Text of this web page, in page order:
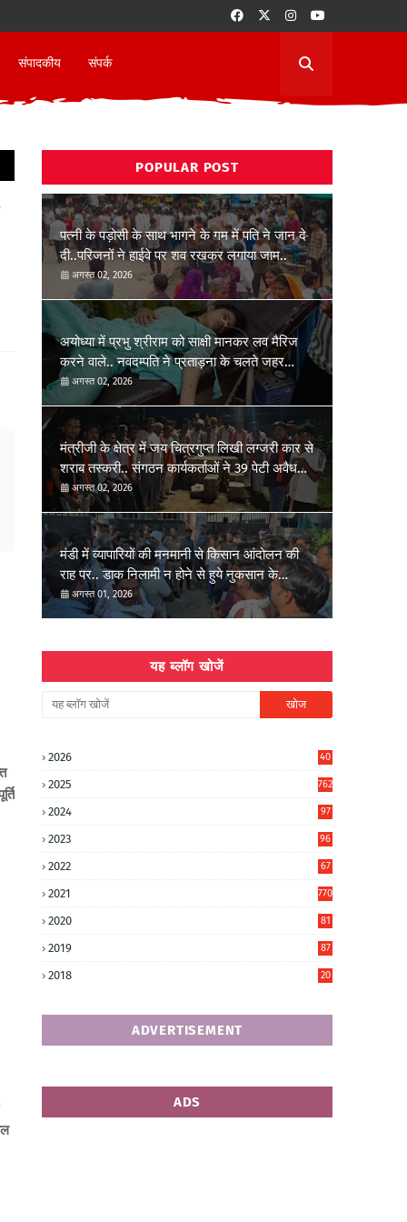
संपादकीय संपर्क
POPULAR POST
पत्नी के पड़ोसी के साथ भागने के गम में पति ने जान दे
दी..परिजनों ने हाईवे पर शव रखकर लगाया जाम..
अगस्त 02, 2026
अयोध्या में प्रभु श्रीराम को साक्षी मानकर लव मैरिज
करने वाले.. नवदम्पति ने प्रताड़ना के चलते जहर
खाकर जान देने की कोशिश की..
अगस्त 02, 2026
मंत्रीजी के क्षेत्र में जय चित्रगुप्त लिखी लग्जरी कार से
शराब तस्करी.. संगठन कार्यकर्ताओं ने 39 पेटी अवैध
शराब पकड़वाई..
अगस्त 02, 2026
मंडी में व्यापारियों की मनमानी से किसान आंदोलन की
राह पर.. डाक निलामी न होने से हुये नुकसान के
मुआवजा की मांग..
अगस्त 01, 2026
यह ब्लॉग खोजें
2026
40
2025 762
2024
97
2023
96
2022
67
2021 770
2020
81
2019
87
2018
20
ADVERTISEMENT
ADS